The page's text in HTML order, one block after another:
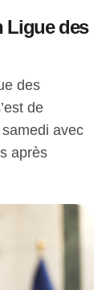
Ligue des
des
de
avec
après